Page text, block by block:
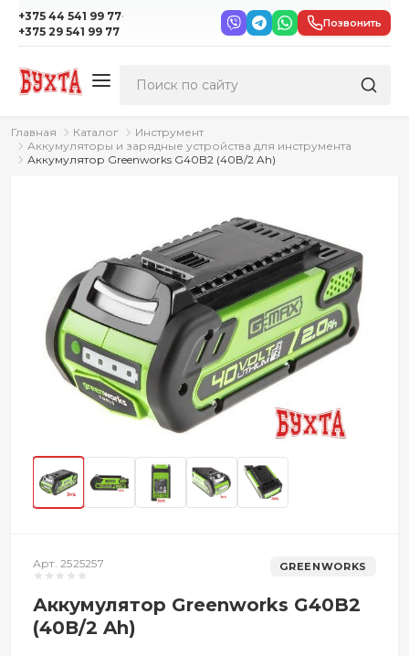
+375 44 541 99 77·
+375 29 541 99 77
Позвонить
Главная Каталог
Инструмент
Аккумуляторы и зарядные устройства для инструмента
Аккумулятор Greenworks G40B2 (40В/2 Ah)
Арт. 2525257 GREENWORKS
Аккумулятор Greenworks G40B2
(40В/2 Ah)